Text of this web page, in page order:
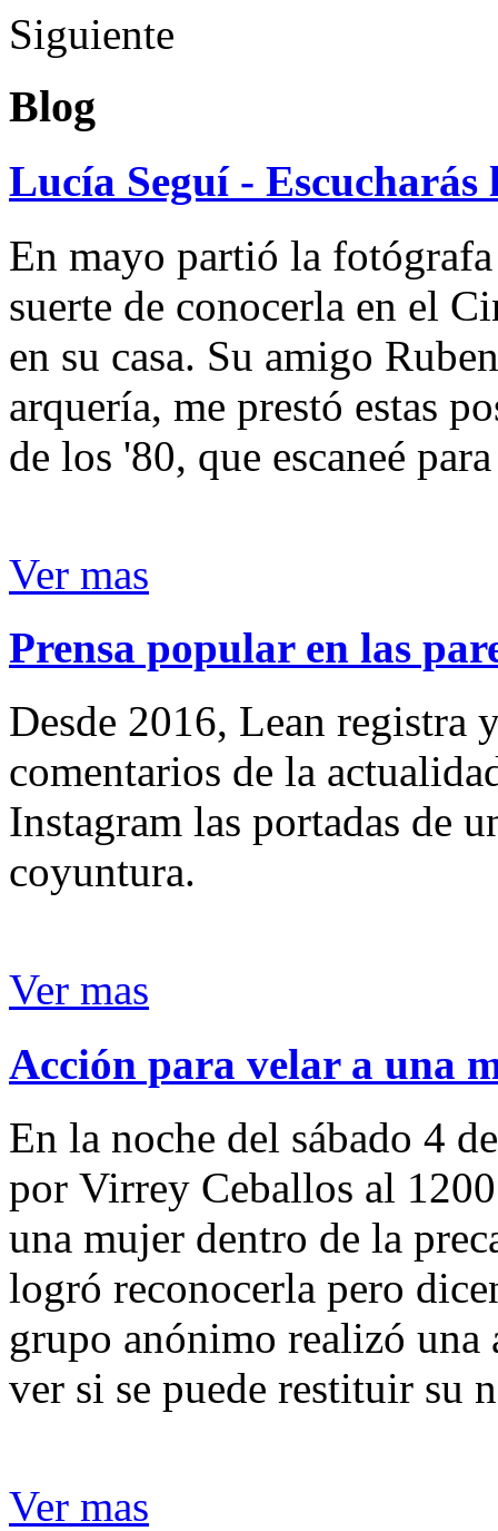
Siguiente
Blog
Lucía Seguí - Escucharás
En mayo partió la
suerte de conocerla en el
en su casa. Su amigo
arquería, me prestó estas
de los '80, que escaneé
Ver mas
Prensa popular en las
Desde 2016, Lean registra
comentarios de la
Instagram las portadas de
coyuntura.
Ver mas
Acción para velar a una
En la noche del sábado 4
por Virrey Ceballos al
una mujer dentro de la
logró reconocerla pero
grupo anónimo realizó
ver si se puede restituir su
Ver mas